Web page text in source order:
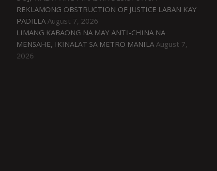
REKLAMONG OBSTRUCTION OF JUSTICE LABAN KAY
PADILLA August 7, 2026
LIMANG KABAONG NA MAY ANTI-CHINA NA
MENSAHE, IKINALAT SA METRO MANILA August 7,
2026